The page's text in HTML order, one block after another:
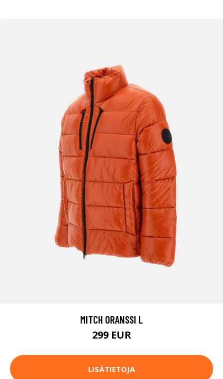
MITCH ORANSSI L
299 EUR
LISÄTIETOJA